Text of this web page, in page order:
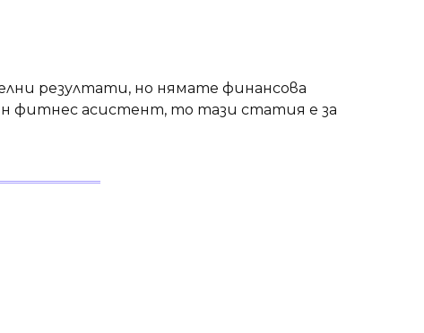
резултати, но нямате финансова
фитнес асистент, то тази статия е за